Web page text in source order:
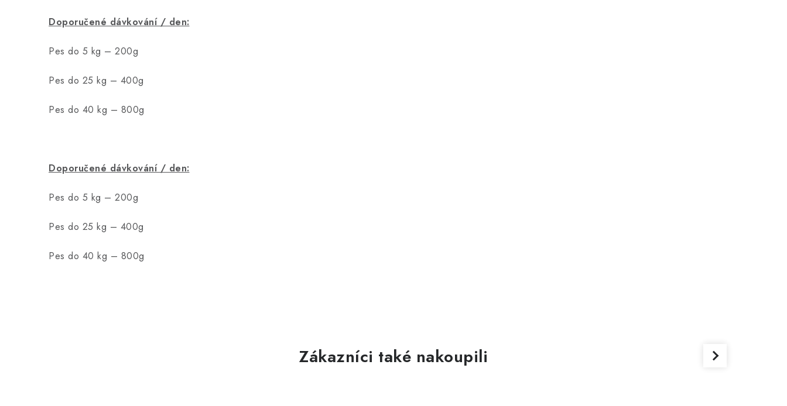
Doporučené dávkování / den:
Pes do 5 kg – 200g
Pes do 25 kg – 400g
Pes do 40 kg – 800g
Doporučené dávkování / den:
Pes do 5 kg – 200g
Pes do 25 kg – 400g
Pes do 40 kg – 800g
Zákazníci také nakoupili